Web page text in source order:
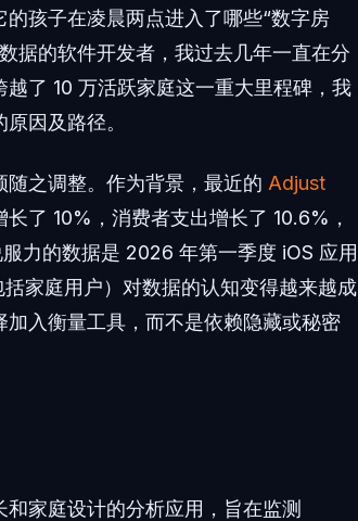
孩子在凌晨两点进入了哪些“数字房
据的软件开发者，我过去几年一直在分
了 10 万活跃家庭这一重大里程碑，我
因及路径。
之调整。作为背景，最近的 Adjust
了 10%，消费者支出增长了 10.6%，
力的数据是 2026 年第一季度 iOS 应用
家庭用户）对数据的认知变得越来越成
入衡量工具，而不是依赖隐藏或秘密
家庭设计的分析应用，旨在监测